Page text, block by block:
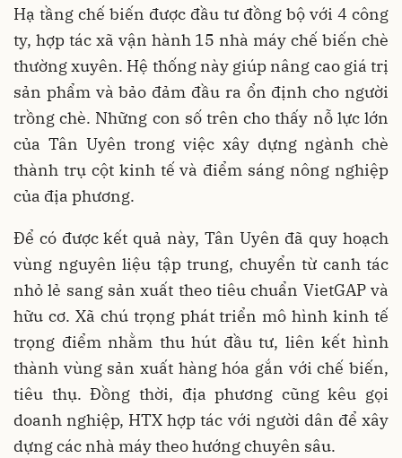
Hạ tầng chế biến được đầu tư đồng bộ với 4 công
ty, hợp tác xã vận hành 15 nhà máy chế biến chè
thường xuyên. Hệ thống này giúp nâng cao giá trị
sản phẩm và bảo đảm đầu ra ổn định cho người
trồng chè. Những con số trên cho thấy nỗ lực lớn
của Tân Uyên trong việc xây dựng ngành chè
thành trụ cột kinh tế và điểm sáng nông nghiệp
của địa phương.
Để có được kết quả này, Tân Uyên đã quy hoạch
vùng nguyên liệu tập trung, chuyển từ canh tác
nhỏ lẻ sang sản xuất theo tiêu chuẩn VietGAP và
hữu cơ. Xã chú trọng phát triển mô hình kinh tế
trọng điểm nhằm thu hút đầu tư, liên kết hình
thành vùng sản xuất hàng hóa gắn với chế biến,
tiêu thụ. Đồng thời, địa phương cũng kêu gọi
doanh nghiệp, HTX hợp tác với người dân để xây
dựng các nhà máy theo hướng chuyên sâu.